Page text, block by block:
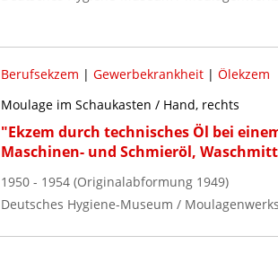
Berufsekzem | Gewerbekrankheit| Ölekzem
Moulage im Schaukasten / Hand, rechts
"Ekzem durch technisches Öl bei
Maschinen- und Schmieröl,
1950 - 1954 (Originalabformung 1949)
Deutsches Hygiene-Museum /